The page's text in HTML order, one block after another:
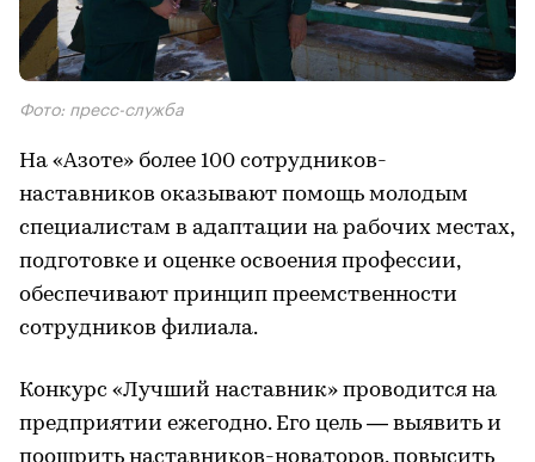
Фото: пресс-служба
На «Азоте» более 100 сотрудников-
наставников оказывают помощь молодым
специалистам в адаптации на рабочих местах,
подготовке и оценке освоения профессии,
обеспечивают принцип преемственности
сотрудников филиала.
Конкурс «Лучший наставник» проводится на
предприятии ежегодно. Его цель — выявить и